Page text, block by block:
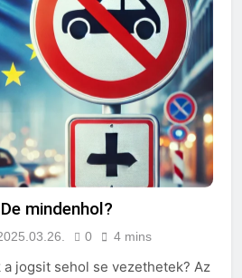
mindenhol?
0 4 mins
jogsit sehol se vezethetek? Az